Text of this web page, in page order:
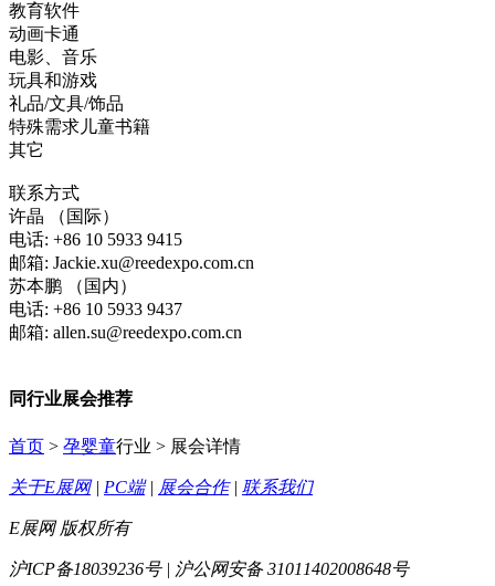
教育软件
动画卡通
电影、音乐
玩具和游戏
礼品/文具/饰品
特殊需求儿童书籍
其它
联系方式
许晶 （国际）
电话: +86 10 5933 9415
邮箱: Jackie.xu@reedexpo.com.cn
苏本鹏 （国内）
电话: +86 10 5933 9437
邮箱: allen.su@reedexpo.com.cn
同行业展会推荐
首页 > 孕婴童行业 > 展会详情
关于E展网| PC端| 展会合作| 联系我们
E展网 版权所有
沪ICP备18039236号 | 沪公网安备 31011402008648号